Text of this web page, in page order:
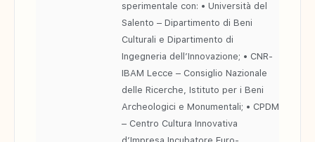
sperimentale con: • Università del
Salento – Dipartimento di Beni
Culturali e Dipartimento di
Ingegneria dell’Innovazione; • CNR-
IBAM Lecce – Consiglio Nazionale
delle Ricerche, Istituto per i Beni
Archeologici e Monumentali; • CPDM
– Centro Cultura Innovativa